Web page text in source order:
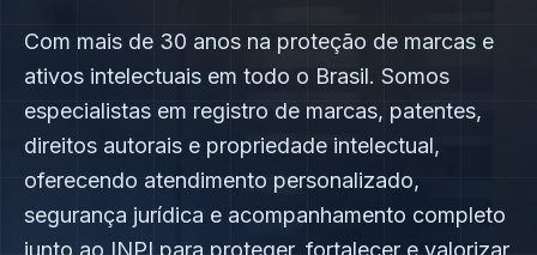
Com mais de 30 anos na proteção de marcas e
ativos intelectuais em todo o Brasil. Somos
especialistas em registro de marcas, patentes,
direitos autorais e propriedade intelectual,
oferecendo atendimento personalizado,
segurança jurídica e acompanhamento completo
junto ao INPI para proteger, fortalecer e valorizar